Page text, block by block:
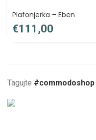
Plafonjerka – Eben
€
Tagujte #commodoshop